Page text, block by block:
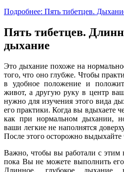
Подробнее: Пять тибетцев.
Пять тибетцев.
дыхание
Это дыхание похоже на
того, что оно глубже. Чтобы
в удобное положение и
живот, а другую руку в центр
нужно для изучения этого вида
его практики. Когда вы вдыхаете
как при нормальном дыхании,
ваши легкие не наполнятся
После этого осторожно выдыхайте
Важно, чтобы вы работали с этим
пока Вы не можете выполнить